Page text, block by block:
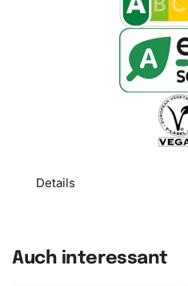
Details
Auch interessant